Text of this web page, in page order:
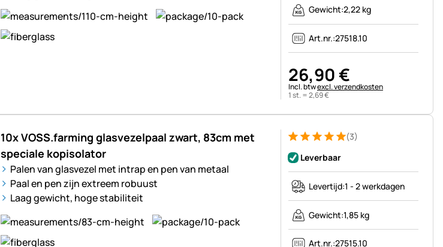
Gewicht:2,22 kg
Art.nr.:27518.10
26,90€
Belastinginformatie:
Incl. btwexcl. verzendkosten
1 st. =2,69€
10x VOSS.farming glasvezelpaal zwart, 83cm met
speciale kopisolator
Palen van glasvezel met intrap en pen van metaal
Paal en pen zijn extreem robuust
Laag gewicht, hoge stabiliteit
Beoordeling: 5 van 5 (3 beoordelingen)
3 Bewertungen (3)
Leverbaar
Levertijd:1 - 2 werkdagen
Gewicht:1,85 kg
Art.nr.:27515.10